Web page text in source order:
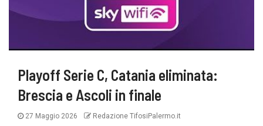
Playoff Serie C, Catania eliminata:
Brescia e Ascoli in finale
27 Maggio 2026 Redazione TifosiPalermo.it